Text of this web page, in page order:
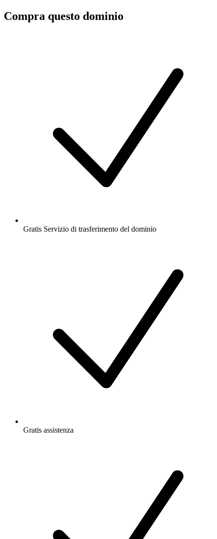
Compra questo dominio
Gratis Servizio di trasferimento del dominio
Gratis assistenza